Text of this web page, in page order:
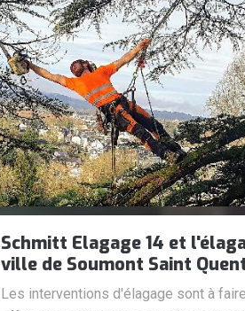
Schmitt Elagage 14 et
ville de Soumont Saint
Les interventions d'élagage sont à